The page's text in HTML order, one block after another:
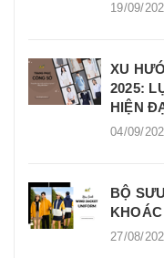
19/09/
XU
2025:
HIỆN
04/09/
BỘ
27/08/